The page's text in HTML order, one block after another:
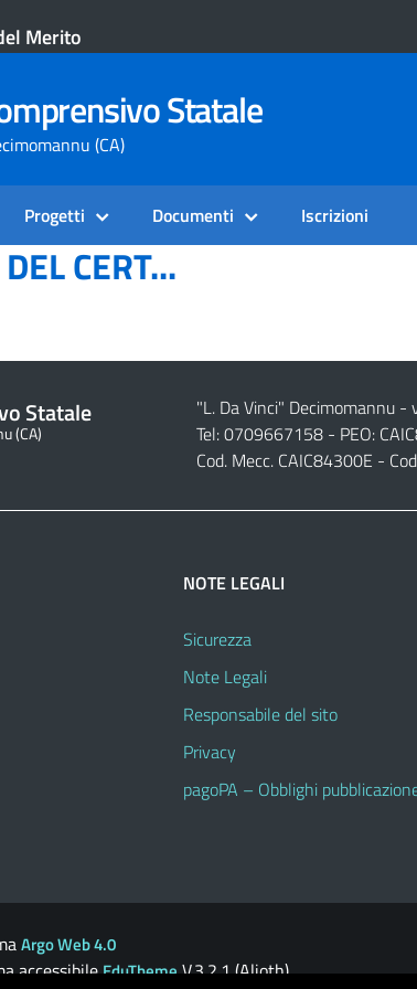
Merito
Statale
(CA)
Progetti Documenti Iscrizioni
CERT...
Statale
(CA)
"L. Da Vinci" Decimomannu -
Tel: 0709667158 - PEO:
Cod. Mecc. CAIC84300E -
NOTE LEGALI
Sicurezza
Note Legali
Responsabile del sito
Privacy
pagoPA – Obblighi
Argo Web 4.0
accessibileEduThemeV.3.2.1 (Alioth)